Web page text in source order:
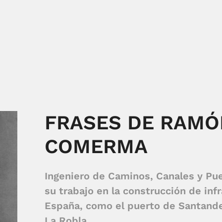
FRASES DE
COMERMA
Ingeniero de Caminos, Canales y
su trabajo en la construcción de
España, como el puerto de